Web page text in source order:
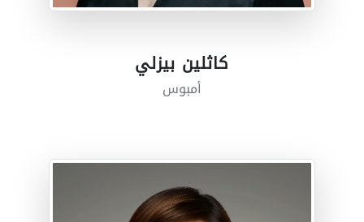
كاثلين بيزلي
أمبوس